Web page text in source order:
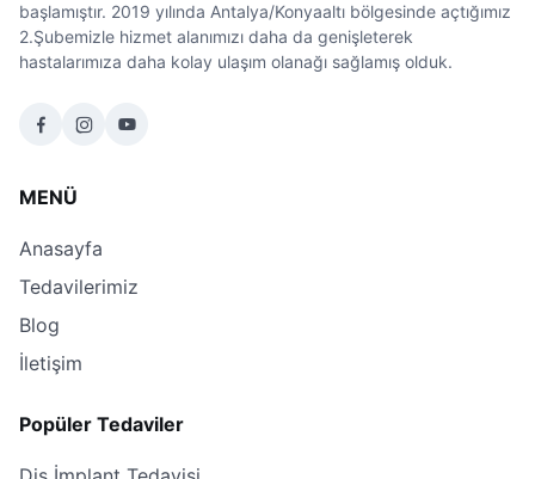
başlamıştır. 2019 yılında Antalya/Konyaaltı bölgesinde açtığımız
2.Şubemizle hizmet alanımızı daha da genişleterek
hastalarımıza daha kolay ulaşım olanağı sağlamış olduk.
MENÜ
Anasayfa
Tedavilerimiz
Blog
İletişim
Popüler Tedaviler